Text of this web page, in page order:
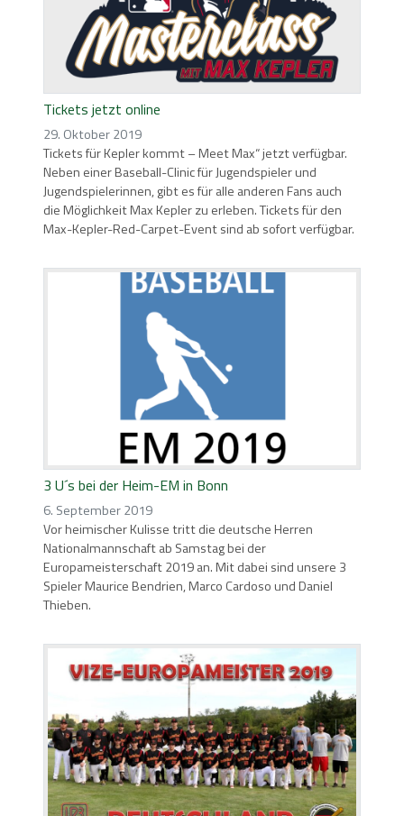
Tickets jetzt online
29. Oktober 2019
Tickets für Kepler kommt – Meet Max“ jetzt verfügbar.
Neben einer Baseball-Clinic für Jugendspieler und
Jugendspielerinnen, gibt es für alle anderen Fans auch
die Möglichkeit Max Kepler zu erleben. Tickets für den
Max-Kepler-Red-Carpet-Event sind ab sofort verfügbar.
3 U´s bei der Heim-EM in Bonn
6. September 2019
Vor heimischer Kulisse tritt die deutsche Herren
Nationalmannschaft ab Samstag bei der
Europameisterschaft 2019 an. Mit dabei sind unsere 3
Spieler Maurice Bendrien, Marco Cardoso und Daniel
Thieben.